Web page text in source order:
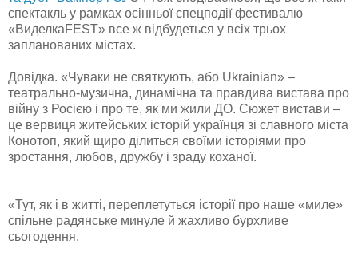
спектакль у рамках осінньої спецподії фестивалю
«ВиделкаFEST» все ж відбудеться у всіх трьох
запланованих містах.
Довідка. «Чуваки не святкують, або Ukrainian» –
театрально-музична, динамічна та правдива вистава про
війну з Росією і про те, як ми жили ДО. Сюжет вистави –
це вервиця житейських історій українця зі славного міста
Конотоп, який щиро ділиться своїми історіями про
зростання, любов, дружбу і зраду коханої.
«Тут, як і в житті, переплетуться історії про наше «миле»
спільне радянське минуле й жахливо бурхливе
сьогодення.